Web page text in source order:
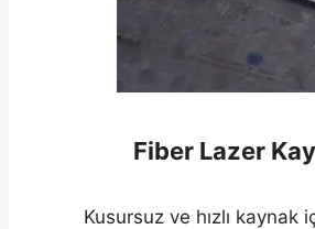
Fiber Lazer
Kusursuz ve hızlı kaynak